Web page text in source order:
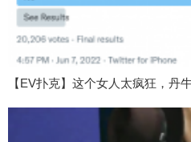
【EV扑克】这个女人太疯狂，丹